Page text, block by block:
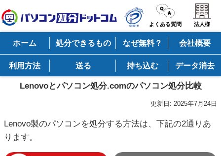
よくある質問 法人様
ホーム 処分できるもの なぜ無料？ 会社概要
利用方法 送る 持ち込む データ消去
Lenovoとパソコン処分.comのパソコン処分比較
更新日: 2025年7月24日
Lenovo製のパソコンを処分する方法は、下記の2通りあ
ります。